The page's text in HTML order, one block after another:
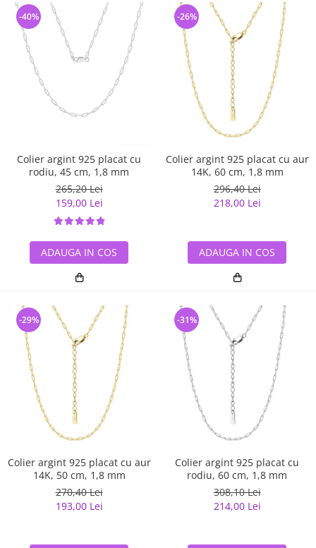
Colier argint 925 placat cu
rodiu, 45 cm, 1,8 mm
265,20 Lei
159,00 Lei
-40%
ADAUGA IN COS
Colier argint 925 placat cu aur
14K, 60 cm, 1,8 mm
296,40 Lei
218,00 Lei
-26%
ADAUGA IN COS
Colier argint 925 placat cu aur
14K, 50 cm, 1,8 mm
270,40 Lei
193,00 Lei
-29%
Colier argint 925 placat cu
rodiu, 60 cm, 1,8 mm
308,10 Lei
214,00 Lei
-31%